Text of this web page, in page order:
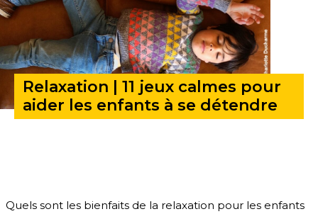
Témoignages
Articles
Coachings
SE CONNECTER FORUM
Relaxation | 11 jeux calmes pour
aider les enfants à se détendre
Quels sont les bienfaits de la relaxation pour les enfants